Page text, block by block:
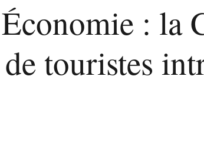
Économie : la
de touristes